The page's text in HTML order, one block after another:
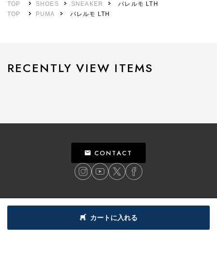
カートに入れる
TOP SHOES SNEAKER
パレルモ LTH
TOP
PUMA パレルモ LTH
RECENTLY VIEW ITEMS
CONTACT
特定商取引法による表記
利用規約
©2018 BILLY’S ENT